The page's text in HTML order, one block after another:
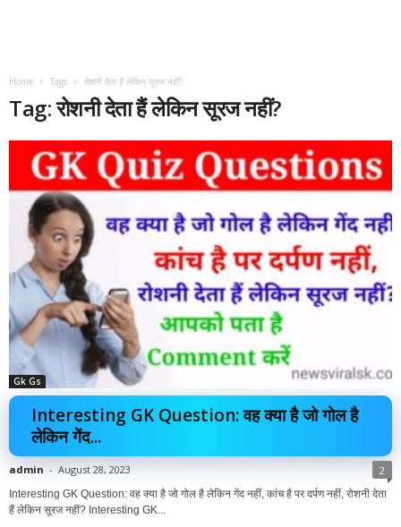
Home Tags रोशनी देता हैं लेकिन सूरज नहीं?
Tag: रोशनी देता हैं लेकिन सूरज नहीं?
Gk Gs
Interesting GK Question: वह क्या है जो गोल है
लेकिन गेंद...
admin - August 28, 2023 2
Interesting GK Question: वह क्या है जो गोल है लेकिन गेंद नहीं, कांच है पर दर्पण नहीं, रोशनी देता
हैं लेकिन सूरज नहीं? Interesting GK...